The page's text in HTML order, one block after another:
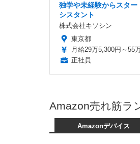
独学や未経験からスタ
シスタント
株式会社キソシン
東京都
月給29万5,300円～55
正社員
Amazon売れ筋ラ
Amazonデバイス